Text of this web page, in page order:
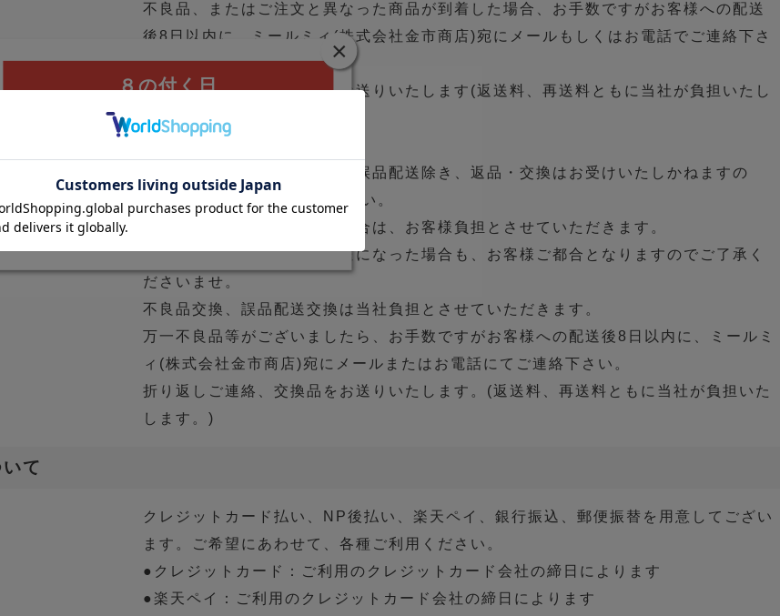
不良品、またはご注文と異なった商品が到着した場合、お手数ですがお客様への配送
後8日以内に、ミールミィ(株式会社金市商店)宛にメールもしくはお電話でご連絡下さ
い。
折り返しご連絡、交換品をお送りいたします(返送料、再送料ともに当社が負担いたし
ます)
食品ですので、不良品交換・誤品配送除き、返品・交換はお受けいたしかねますの
で、 あらかじめご了承ください。
お客様都合の返品・交換の場合は、お客様負担とさせていただきます。
※長期ご不在等により、返送になった場合も、お客様ご都合となりますのでご了承く
ださいませ。
不良品交換、誤品配送交換は当社負担とさせていただきます。
万一不良品等がございましたら、お手数ですがお客様への配送後8日以内に、ミールミ
ィ(株式会社金市商店)宛にメールまたはお電話にてご連絡下さい。
折り返しご連絡、交換品をお送りいたします。(返送料、再送料ともに当社が負担いた
します。)
て
クレジットカード払い、NP後払い、楽天ペイ、銀行振込、郵便振替を用意してござい
ます。ご希望にあわせて、各種ご利用ください。
●クレジットカード：ご利用のクレジットカード会社の締日によります
●楽天ペイ：ご利用のクレジットカード会社の締日によります
８の付く日
【ポイント2倍】8の付く日（8.18.28日）
新規会員登録はこちら
×